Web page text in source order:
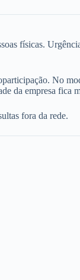
físicas.
No
da empresa fica
fora da rede.